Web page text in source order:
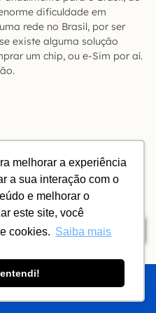
melhorar a experiência
a sua interação com o
e melhorar o
este site, você
cookies. Saiba mais
COMER FAZER
Índice
dificuldade em
rede no Brasil, por ser
existe alguma solução
um chip, ou e-Sim por aí.
no Reddit, é possível
CPF nas lojas próprias
‘afiliadas’).
comments/1509sb3/how
Relatos e opiniões
Perguntas serão